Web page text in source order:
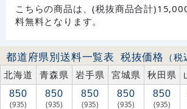
こちらの商品は、(税抜商品合計
料無料となります。
都道府県別送料一覧表 税抜価格 （税
北海道
青森県 岩手県 宮城県 秋田県
850
(935)
850
(935)
850
(935)
850
(935)
850
(935)